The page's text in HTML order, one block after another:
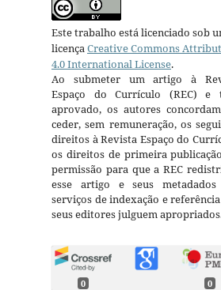
Este trabalho está licenciado sob
licençaCreative Commons
4.0 International License.
Ao submeter um artigo à
Espaço do Currículo (REC) e
aprovado, os autores
ceder, sem remuneração, os
direitos à Revista Espaço do
os direitos de primeira
permissão para que a REC
esse artigo e seus metadados
serviços de indexação e
seus editores julguem
0 0